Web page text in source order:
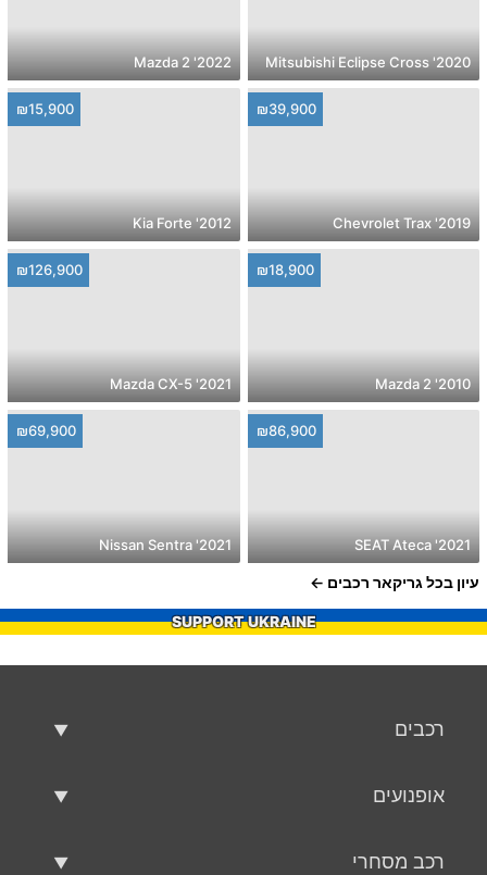
2020' Mitsubishi Eclipse Cross
2022' Mazda 2
₪39,900
2019' Chevrolet Trax
₪15,900
2012' Kia Forte
₪18,900
2010' Mazda 2
₪126,900
2021' Mazda CX-5
₪86,900
2021' SEAT Ateca
₪69,900
2021' Nissan Sentra
עיון בכל גריקאר רכבים
SUPPORT UKRAINE
רכבים
אופנועים
רכב מסחרי